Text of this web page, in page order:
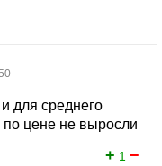
для среднего
цене не выросли
+ 1 −